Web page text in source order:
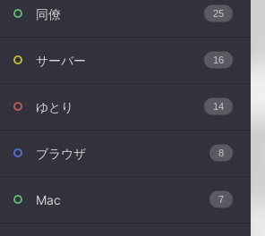
同僚 25
サーバー 16
ゆとり 14
ブラウザ 8
Mac 7